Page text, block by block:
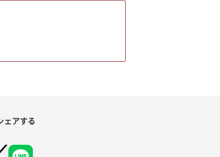
ェアする